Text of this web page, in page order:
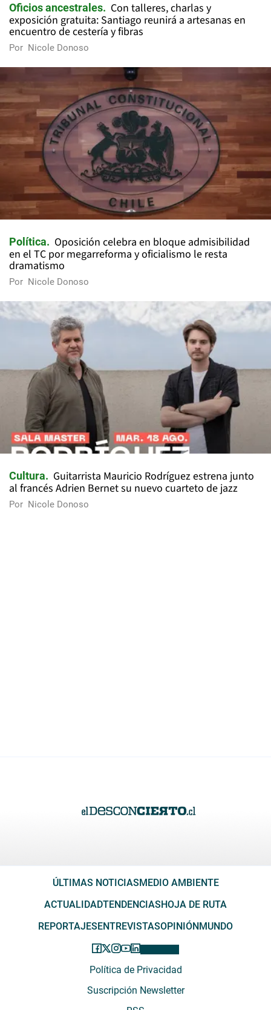
Oficios ancestrales
Con talleres, charlas y
exposición gratuita: Santiago reunirá a artesanas en
encuentro de cestería y fibras
Por Nicole Donoso
Política
Oposición celebra en bloque admisibilidad
en el TC por megarreforma y oficialismo le resta
dramatismo
Por Nicole Donoso
Cultura
Guitarrista Mauricio Rodríguez estrena junto
al francés Adrien Bernet su nuevo cuarteto de jazz
Por Nicole Donoso
ÚLTIMAS NOTICIAS MEDIO AMBIENTE
ACTUALIDADTENDENCIAS HOJA DE RUTA
REPORTAJES ENTREVISTASOPINIÓN MUNDO
Política de Privacidad
Suscripción Newsletter